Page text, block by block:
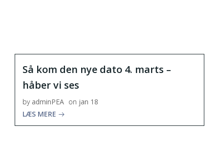
Så kom den nye dato 4. marts –
håber vi ses
by adminPEA on jan 18
LÆS MERE